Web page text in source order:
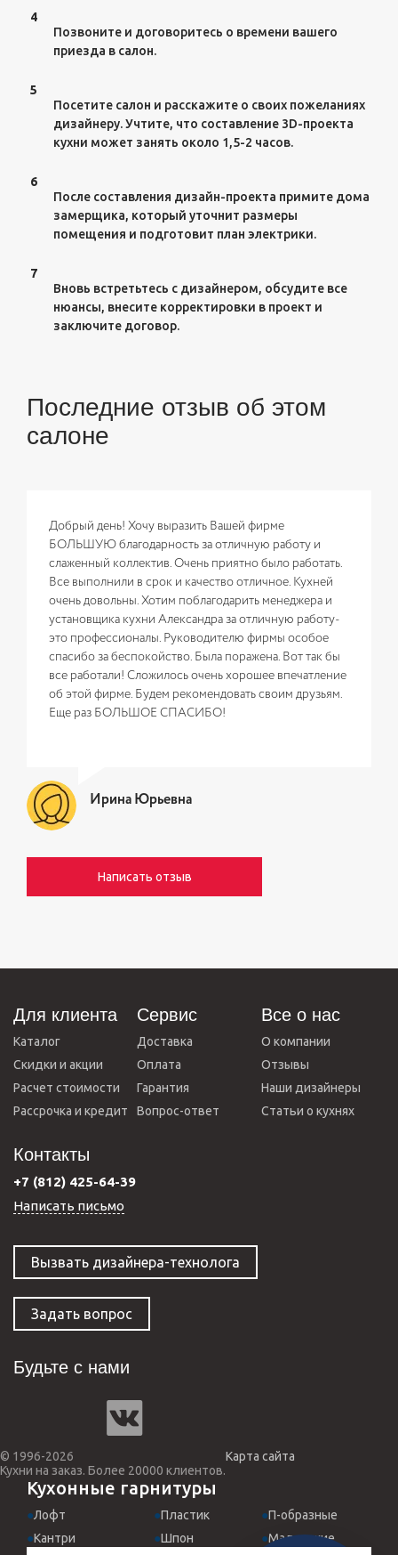
4
Позвоните и договоритесь о времени вашего
приезда в салон.
5
Посетите салон и расскажите о своих пожеланиях
дизайнеру. Учтите, что составление 3D-проекта
кухни может занять около 1,5-2 часов.
6
После составления дизайн-проекта примите дома
замерщика, который уточнит размеры
помещения и подготовит план электрики.
7
Вновь встретьтесь с дизайнером, обсудите все
нюансы, внесите корректировки в проект и
заключите договор.
Последние отзыв об этом
салоне
Добрый день! Хочу выразить Вашей фирме
БОЛЬШУЮ благодарность за отличную работу и
слаженный коллектив. Очень приятно было работать.
Все выполнили в срок и качество отличное. Кухней
очень довольны. Хотим поблагодарить менеджера и
установщика кухни Александра за отличную работу-
это профессионалы. Руководителю фирмы особое
спасибо за беспокойство. Была поражена. Вот так бы
все работали! Сложилось очень хорошее впечатление
об этой фирме. Будем рекомендовать своим друзьям.
Еще раз БОЛЬШОЕ СПАСИБО!
Ирина Юрьевна
Написать отзыв
Для клиента
Каталог
Скидки и акции
Расчет стоимости
Рассрочка и кредит
Сервис
Доставка
Оплата
Гарантия
Вопрос-ответ
Все о нас
О компании
Отзывы
Наши дизайнеры
Статьи о кухнях
Контакты
+7 (812) 425-64-39
Написать письмо
Вызвать дизайнера-технолога
Задать вопрос
Будьте с нами
© 1996-2026
Кухни на заказ. Более 20000 клиентов.
Карта сайта
Кухонные гарнитуры
Лофт
Кантри
Пластик
Шпон
П-образные
Маленькие